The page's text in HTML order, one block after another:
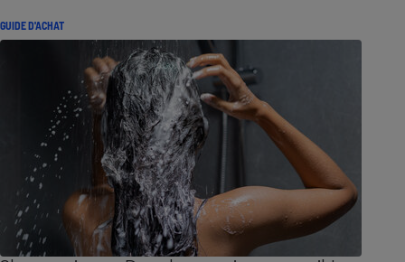
GUIDE D'ACHAT